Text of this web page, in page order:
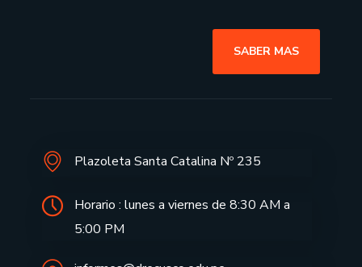
SABER MAS
Plazoleta Santa Catalina Nº 235
Horario : lunes a viernes de 8:30 AM a
5:00 PM